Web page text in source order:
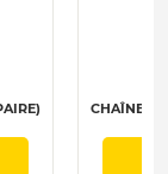
CHAÎNES